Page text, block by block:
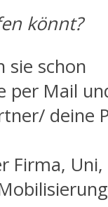
könnt?
sie schon
per Mail
deine
Firma, Uni,